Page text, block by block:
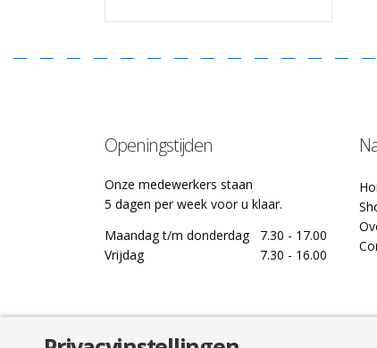
Openingstijden
Onze medewerkers staan
5 dagen per week voor u klaar.
Maandag t/m donderdag
7.30 - 17.00
Vrijdag
7.30 - 16.00